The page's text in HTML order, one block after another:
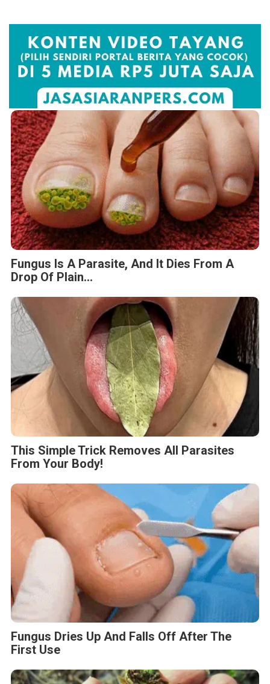
Fungus Is A Parasite, And It Dies From A
Drop Of Plain...
This Simple Trick Removes All Parasites
From Your Body!
Fungus Dries Up And Falls Off After The
First Use